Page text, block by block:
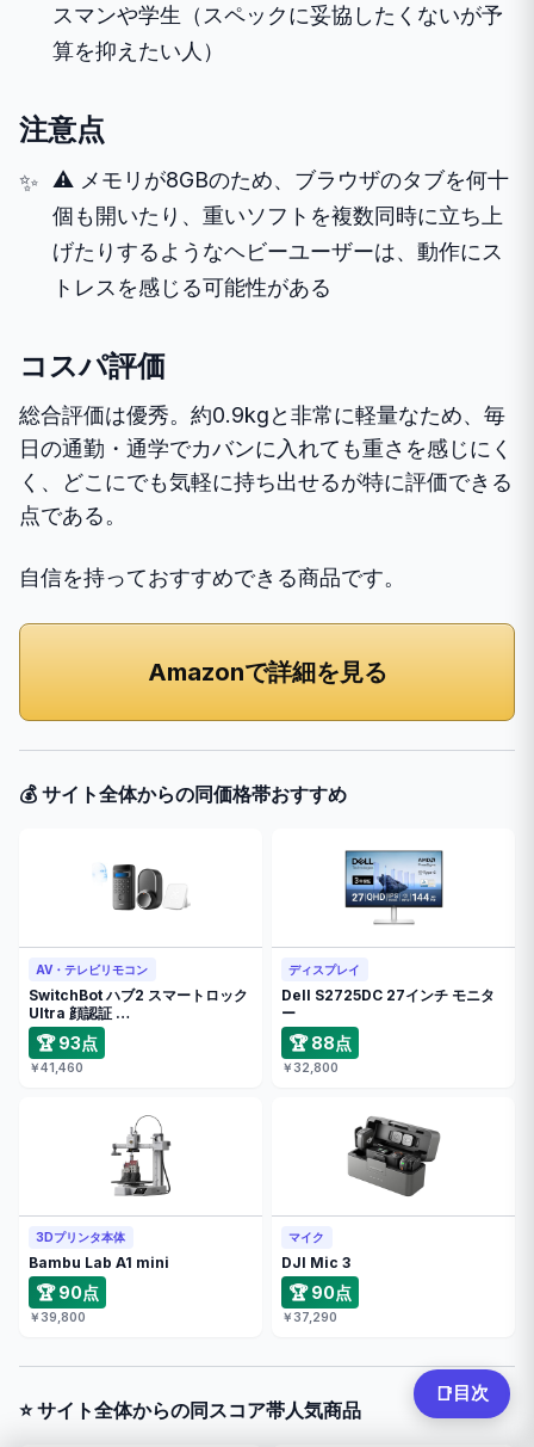
スマンや学生（スペックに妥協したくないが予
算を抑えたい人）
注意点
⚠️ メモリが8GBのため、ブラウザのタブを何十
個も開いたり、重いソフトを複数同時に立ち上
げたりするようなヘビーユーザーは、動作にス
トレスを感じる可能性がある
コスパ評価
総合評価は優秀。約0.9kgと非常に軽量なため、毎
日の通勤・通学でカバンに入れても重さを感じにく
く、どこにでも気軽に持ち出せるが特に評価できる
点である。
自信を持っておすすめできる商品です。
Amazonで詳細を見る
📑 目次
💰 サイト全体からの同価格帯おすすめ
AV・テレビリモコン
SwitchBot ハブ2 スマートロック
Ultra 顔認証 …
🏆 93点
￥41,460
ディスプレイ
Dell S2725DC 27インチ モニタ
ー
🏆 88点
￥32,800
3Dプリンタ本体
Bambu Lab A1 mini
🏆 90点
￥39,800
マイク
DJI Mic 3
🏆 90点
￥37,290
⭐ サイト全体からの同スコア帯人気商品